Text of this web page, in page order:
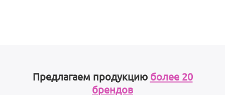
Предлагаем продукцию более 20
брендов